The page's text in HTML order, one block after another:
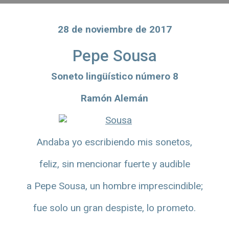
28 de noviembre de 2017
Pepe Sousa
Soneto lingüístico número 8
Ramón Alemán
Andaba yo escribiendo mis sonetos,
feliz, sin mencionar fuerte y audible
a Pepe Sousa, un hombre imprescindible;
fue solo un gran despiste, lo prometo.